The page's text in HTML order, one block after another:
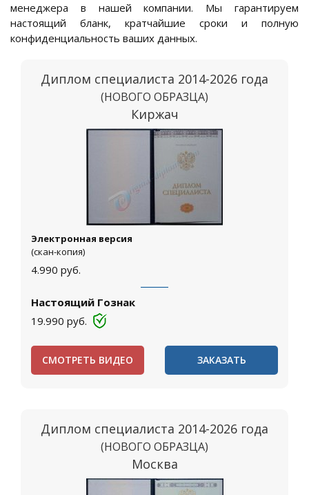
менеджера в нашей компании. Мы гарантируем
настоящий бланк, кратчайшие сроки и полную
конфиденциальность ваших данных.
Диплом специалиста 2014-2026 года
(НОВОГО ОБРАЗЦА)
Киржач
Электронная версия
(скан-копия)
4.990 руб.
Настоящий Гознак
19.990 руб.
СМОТРЕТЬ ВИДЕО ЗАКАЗАТЬ
Диплом специалиста 2014-2026 года
(НОВОГО ОБРАЗЦА)
Москва